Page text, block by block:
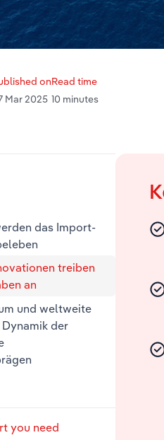
on
Mar 2025
Read time
10 minutes
das Import-
treiben
an
und weltweite
der
you need